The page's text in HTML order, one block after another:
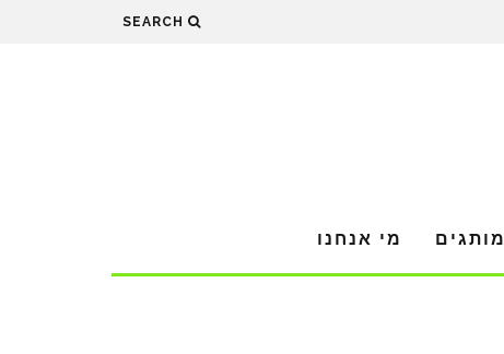
SEARCH
מותגים מי אנחנו